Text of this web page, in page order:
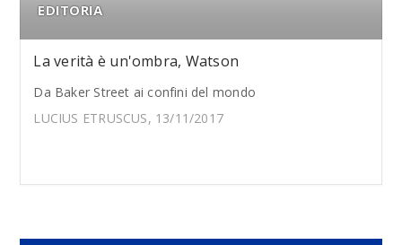
EDITORIA
La verità è un'ombra, Watson
Da Baker Street ai confini del mondo
LUCIUS ETRUSCUS, 13/11/2017